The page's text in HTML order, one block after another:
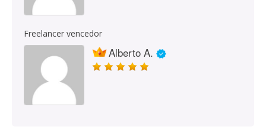
Freelancer vencedor
Alberto A.